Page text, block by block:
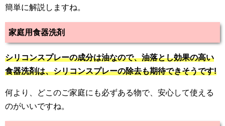
簡単に解説しますね。
家庭用食器洗剤
シリコンスプレーの成分は油なので、油落とし効果の高い
食器洗剤は、シリコンスプレーの除去も期待できそうです!
何より、どこのご家庭にも必ずある物で、安心して使える
のがいいですね。